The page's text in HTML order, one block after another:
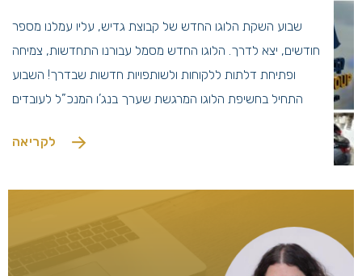
שבוע השקת הלוגו החדש של קבוצת גדיש, עליו עמלנו מספר
חודשים, יצא לדרך. הלוגו החדש מסמל עבורנו התחדשות, צמיחה
ופתיחת דלתות ללקוחות ולשותפויות חדשות שבדרך! השבוע
התחיל בחשיפת הלוגו המרגשת שערך בנג’ו המנכ”ל לעובדים
יחד איתנו. במקביל דאגנו להחלפת השלטים במשרדים ובאתרים,
לקריאה